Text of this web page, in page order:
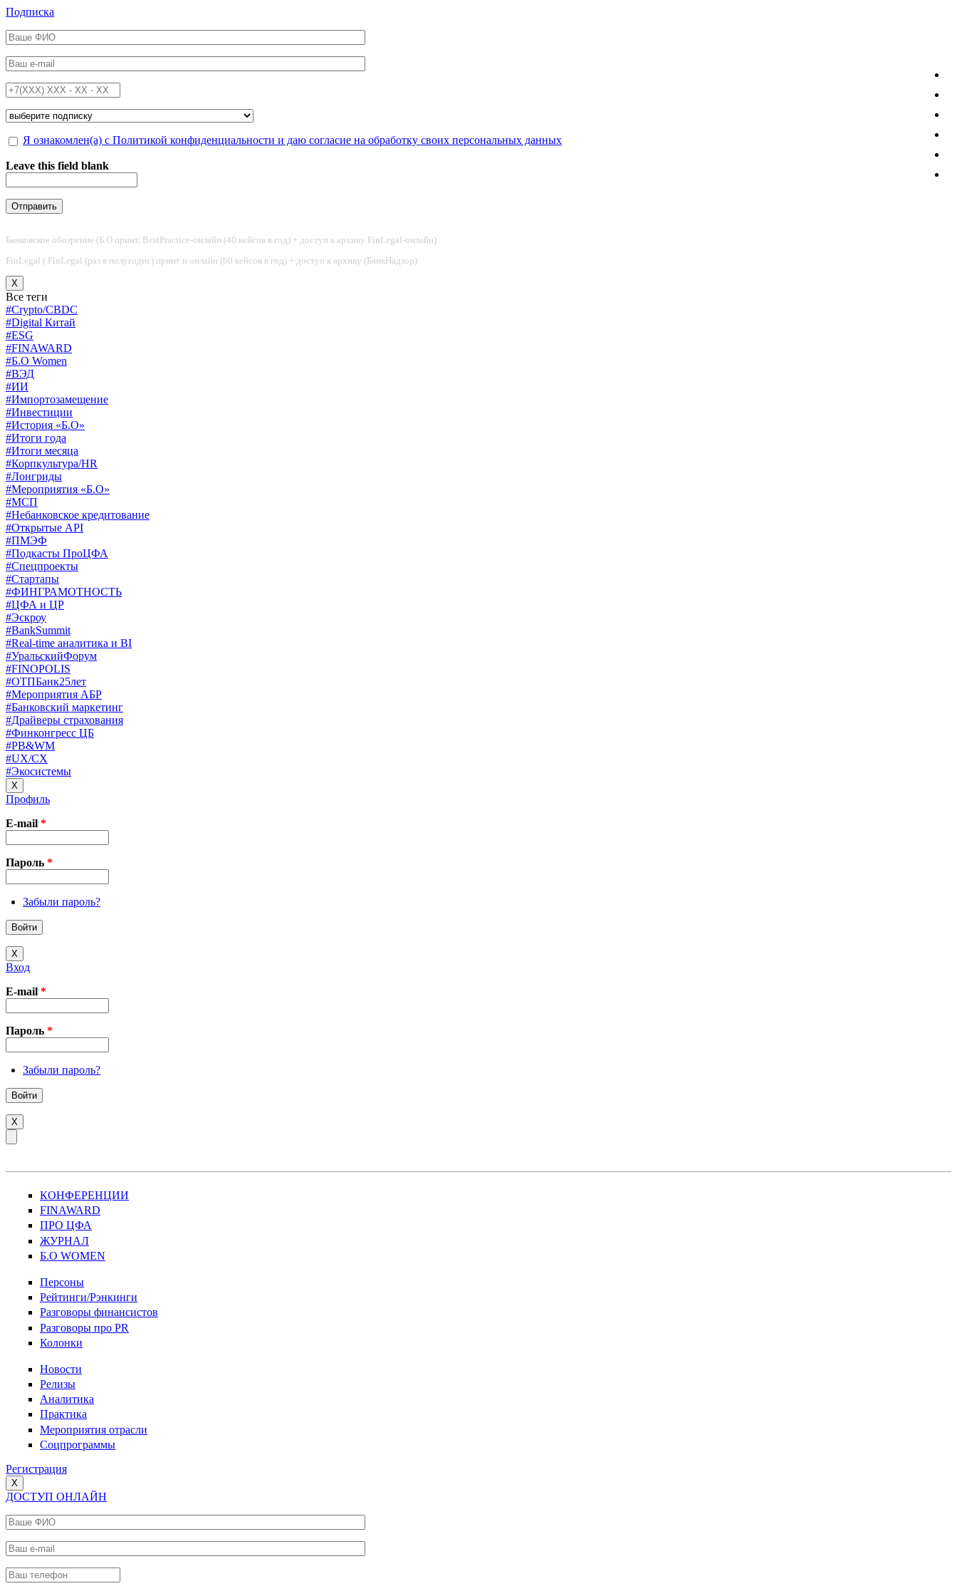
Перейти к основному содержанию
Подписка
ФИО*
Email*
Телефон*
Подписка на*
Обработка персональных данных*
Я ознакомлен(а) с Политикой конфиденциальности и даю согласие на обработку своих персональных данных
Leave this field blank
Банковское обозрение (Б.О принт, BestPractice-онлайн (40 кейсов в год) + доступ к архиву FinLegal-онлайн)
FinLegal ( FinLegal (раз в полугодие) принт и онлайн (60 кейсов в год) + доступ к архиву (БанкНадзор)
X
Все теги
#Crypto/CBDC
#Digital Китай
#ESG
#FINAWARD
#Б.О Women
#ВЭД
#ИИ
#Импортозамещение
#Инвестиции
#История «Б.О»
#Итоги года
#Итоги месяца
#Корпкультура/HR
#Лонгриды
#Мероприятия «Б.О»
#МСП
#Небанковское кредитование
#Открытые API
#ПМЭФ
#Подкасты ПроЦФА
#Спецпроекты
#Стартапы
#ФИНГРАМОТНОСТЬ
#ЦФА и ЦР
#Эскроу
#BankSummit
#Real-time аналитика и BI
#УральскийФорум
#FINOPOLIS
#ОТПБанк25лет
#Мероприятия АБР
#Банковский маркетинг
#Драйверы страхования
#Финконгресс ЦБ
#PB&WM
#UX/CX
#Экосистемы
X
Профиль
E-mail *
Пароль *
Забыли пароль?
X
Вход
E-mail *
Пароль *
Забыли пароль?
X
КОНФЕРЕНЦИИ
FINAWARD
ПРО ЦФА
ЖУРНАЛ
Б.О WOMEN
Персоны
Рейтинги/Рэнкинги
Разговоры финансистов
Разговоры про PR
Колонки
Новости
Релизы
Аналитика
Практика
Мероприятия отрасли
Соцпрограммы
Регистрация
X
ДОСТУП ОНЛАЙН
Ваше ФИО
Ваш e-mail
Ваш телефон